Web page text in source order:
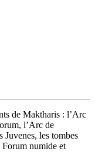
de Maktharis : l’Arc
l’Arc de
Juvenes, les tombes
Forum numide et